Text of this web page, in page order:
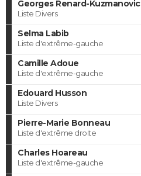
Georges Renard-Kuzmanovic
Liste Divers
Selma Labib
Liste d'extrême-gauche
Camille Adoue
Liste d'extrême-gauche
Edouard Husson
Liste Divers
Pierre-Marie Bonneau
Liste d'extrême droite
Charles Hoareau
Liste d'extrême-gauche